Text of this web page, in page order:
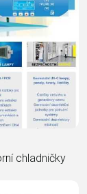
chladničky